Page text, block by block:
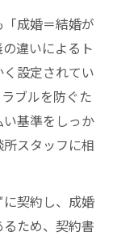
成婚＝結婚が
違いによるト
設定されてい
ブルを防ぐた
基準をしっか
スタッフに相
契約し、成婚
ため、契約書